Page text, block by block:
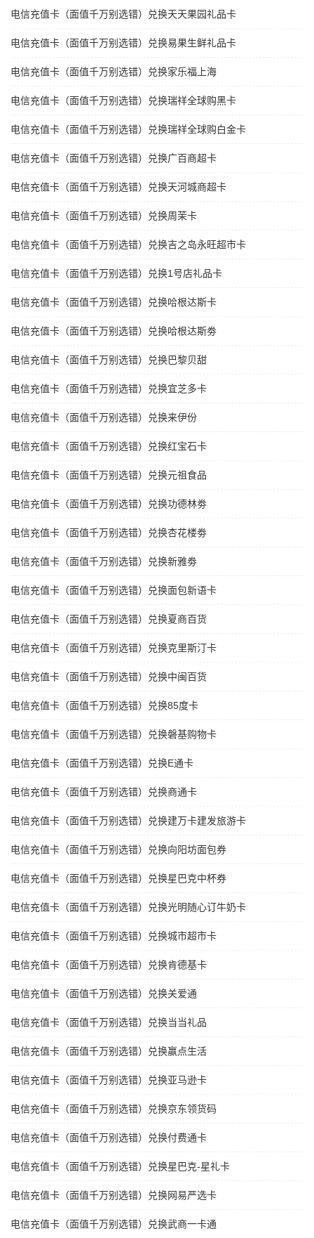
电信充值卡（面值千万别选错）兑换天天果园礼品卡
电信充值卡（面值千万别选错）兑换易果生鲜礼品卡
电信充值卡（面值千万别选错）兑换家乐福上海
电信充值卡（面值千万别选错）兑换瑞祥全球购黑卡
电信充值卡（面值千万别选错）兑换瑞祥全球购白金卡
电信充值卡（面值千万别选错）兑换广百商超卡
电信充值卡（面值千万别选错）兑换天河城商超卡
电信充值卡（面值千万别选错）兑换周茉卡
电信充值卡（面值千万别选错）兑换吉之岛永旺超市卡
电信充值卡（面值千万别选错）兑换1号店礼品卡
电信充值卡（面值千万别选错）兑换哈根达斯卡
电信充值卡（面值千万别选错）兑换哈根达斯劵
电信充值卡（面值千万别选错）兑换巴黎贝甜
电信充值卡（面值千万别选错）兑换宜芝多卡
电信充值卡（面值千万别选错）兑换来伊份
电信充值卡（面值千万别选错）兑换红宝石卡
电信充值卡（面值千万别选错）兑换元祖食品
电信充值卡（面值千万别选错）兑换功德林劵
电信充值卡（面值千万别选错）兑换杏花楼劵
电信充值卡（面值千万别选错）兑换新雅劵
电信充值卡（面值千万别选错）兑换面包新语卡
电信充值卡（面值千万别选错）兑换夏商百货
电信充值卡（面值千万别选错）兑换克里斯汀卡
电信充值卡（面值千万别选错）兑换中闽百货
电信充值卡（面值千万别选错）兑换85度卡
电信充值卡（面值千万别选错）兑换磐基购物卡
电信充值卡（面值千万别选错）兑换E通卡
电信充值卡（面值千万别选错）兑换商通卡
电信充值卡（面值千万别选错）兑换建万卡建发旅游卡
电信充值卡（面值千万别选错）兑换向阳坊面包券
电信充值卡（面值千万别选错）兑换星巴克中杯券
电信充值卡（面值千万别选错）兑换光明随心订牛奶卡
电信充值卡（面值千万别选错）兑换城市超市卡
电信充值卡（面值千万别选错）兑换肯德基卡
电信充值卡（面值千万别选错）兑换关爱通
电信充值卡（面值千万别选错）兑换当当礼品
电信充值卡（面值千万别选错）兑换赢点生活
电信充值卡（面值千万别选错）兑换亚马逊卡
电信充值卡（面值千万别选错）兑换京东领货码
电信充值卡（面值千万别选错）兑换付费通卡
电信充值卡（面值千万别选错）兑换星巴克-星礼卡
电信充值卡（面值千万别选错）兑换网易严选卡
电信充值卡（面值千万别选错）兑换武商一卡通